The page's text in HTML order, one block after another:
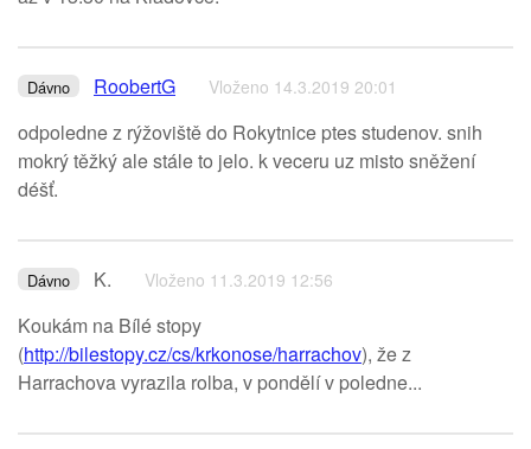
Dávno RoobertG Vloženo 14.3.2019 20:01
odpoledne z rýžoviště do Rokytnice ptes studenov. snih
mokrý těžký ale stále to jelo. k veceru uz misto sněžení
déšť.
Dávno K. Vloženo 11.3.2019 12:56
Koukám na Bílé stopy
(http://bilestopy.cz/cs/krkonose/harrachov), že z
Harrachova vyrazila rolba, v pondělí v poledne...